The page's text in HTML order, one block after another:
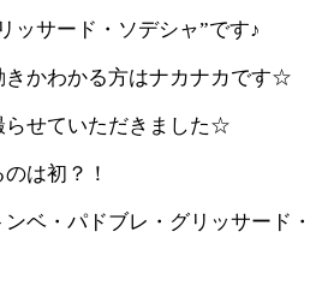
ッサード・ソデシャ”です♪
きかわかる方はナカナカです☆
らせていただきました☆
は初？！
ベ・パドブレ・グリッサード